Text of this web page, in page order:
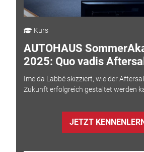
Kurs
AUTOHAUS
2025: Quo vadis
Imelda Labbé skizziert, wie der
Zukunft erfolgreich gestaltet werden
JETZT